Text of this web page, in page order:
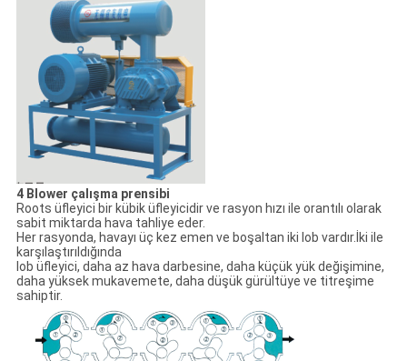
4 Blower çalışma prensibi
Roots üfleyici bir kübik üfleyicidir ve rasyon hızı ile orantılı olarak
sabit miktarda hava tahliye eder.
Her rasyonda, havayı üç kez emen ve boşaltan iki lob vardır.İki ile
karşılaştırıldığında
lob üfleyici, daha az hava darbesine, daha küçük yük değişimine,
daha yüksek mukavemete, daha düşük gürültüye ve titreşime
sahiptir.